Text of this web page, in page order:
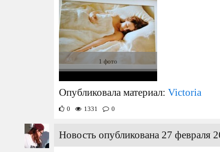
1 фото
Опубликовала материал: Victoria
0 1331 0
Новость опубликована 27 февраля